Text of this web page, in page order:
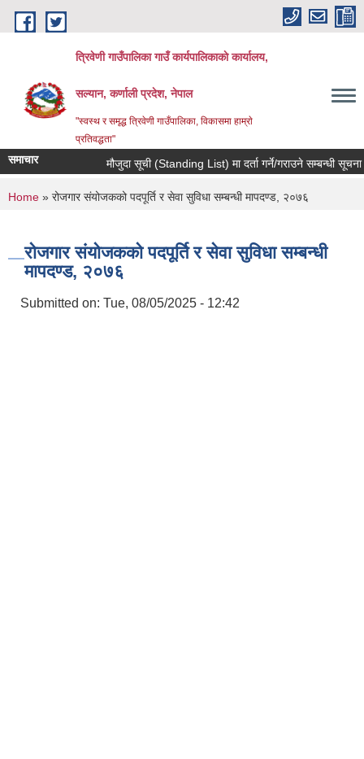
Skip to main content
त्रिवेणी गाउँपालिका गाउँ कार्यपालिकाकाे कार्यालय,
सल्यान, कर्णाली प्रदेश, नेपाल
"स्वस्थ र समृद्ध त्रिवेणी गाउँपालिका, विकासमा हाम्राे
प्रतिवद्धता"
समाचार मौजुदा सूची (Standing List) मा दर्ता गर्ने/गराउने सम्बन्धी सूचना
You are here
Home » रोजगार संयोजकको पदपूर्ति र सेवा सुविधा सम्बन्धी मापदण्ड, २०७६
रोजगार संयोजकको पदपूर्ति र सेवा सुविधा सम्बन्धी
मापदण्ड, २०७६
Submitted on: Tue, 08/05/2025 - 12:42